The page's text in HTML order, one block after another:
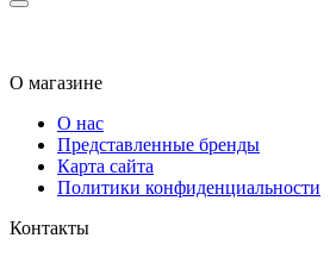
О магазине
О нас
Представленные бренды
Карта сайта
Политики конфиденциальности
Контакты